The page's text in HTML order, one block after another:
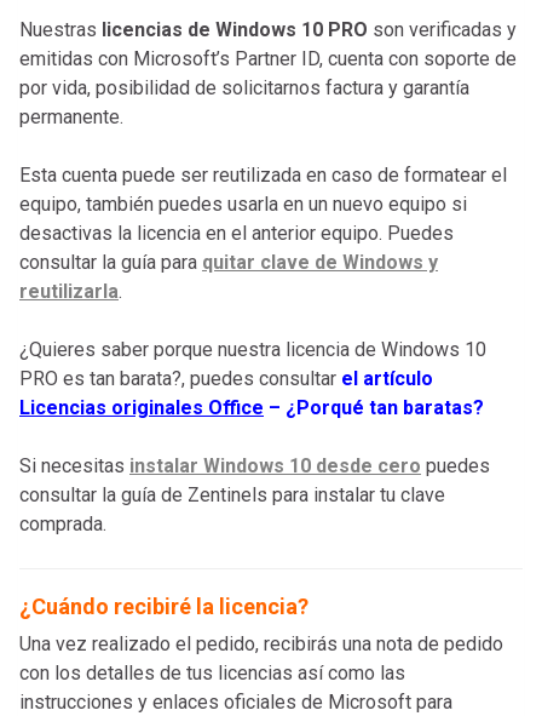
Nuestras licencias de Windows 10 PRO son verificadas y
emitidas con Microsoft’s Partner ID, cuenta con soporte de
por vida, posibilidad de solicitarnos factura y garantía
permanente.
Esta cuenta puede ser reutilizada en caso de formatear el
equipo, también puedes usarla en un nuevo equipo si
desactivas la licencia en el anterior equipo. Puedes
consultar la guía para quitar clave de Windows y
reutilizarla.
¿Quieres saber porque nuestra licencia de Windows 10
PRO es tan barata?, puedes consultar el artículo
Licencias originales Office – ¿Porqué tan baratas?
Si necesitas instalar Windows 10 desde cero puedes
consultar la guía de Zentinels para instalar tu clave
comprada.
¿Cuándo recibiré la licencia?
Una vez realizado el pedido, recibirás una nota de pedido
con los detalles de tus licencias así como las
instrucciones y enlaces oficiales de Microsoft para